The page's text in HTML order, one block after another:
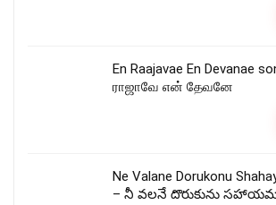
En Raajavae En Devanae
ராஜாவே என் தேவனே
Ne Valane Dorukonu
– నీ వలనే దొరుకును